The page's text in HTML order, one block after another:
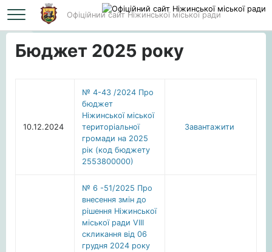
Офіційний сайт Ніжинської міської ради
Головна Бюджет 2025 року
Бюджет 2025 року
10.12.2024
№ 4-43 /2024 Про
бюджет
Ніжинської міської
територіальної
громади на 2025
рік (код бюджету
2553800000)
Завантажити
№ 6 -51/2025 Про
внесення змін до
рішення Ніжинської
міської ради VІІІ
скликання від 06
грудня 2024 року